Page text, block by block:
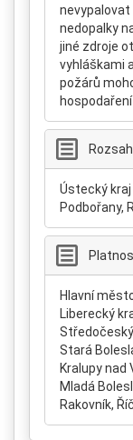
nedopalky
jiné zdroje
vyhláškami
požárů
hospodaření
Ústecký kraj
Podbořany,
Hlavní
Liberecký
Stará
Kralupy nad
Mladá
Rakovník,